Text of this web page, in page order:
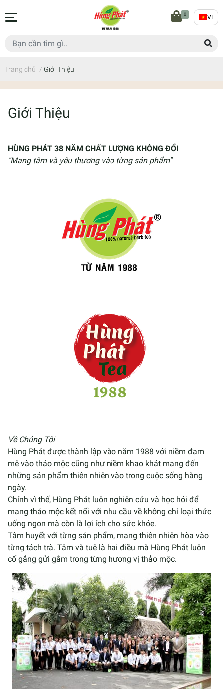
0 VI
Trang chủ / Giới Thiệu
Giới Thiệu
HÙNG PHÁT 38 NĂM CHẤT LƯỢNG KHÔNG ĐỔI
"Mang tâm và yêu thương vào từng sản phẩm"
Về Chúng Tôi
Hùng Phát được thành lập vào năm 1988 với niềm đam
mê vào thảo mộc cũng như niềm khao khát mang đến
những sản phẩm thiên nhiên vào trong cuộc sống hàng
ngày.
Chính vì thế, Hùng Phát luôn nghiên cứu và học hỏi để
mang thảo mộc kết nối với nhu cầu về không chỉ loại thức
uống ngon mà còn là lợi ích cho sức khỏe.
Tâm huyết với từng sản phẩm, mang thiên nhiên hòa vào
từng tách trà. Tâm và tuệ là hai điều mà Hùng Phát luôn
cố gắng gửi gắm trong từng hương vị thảo mộc.